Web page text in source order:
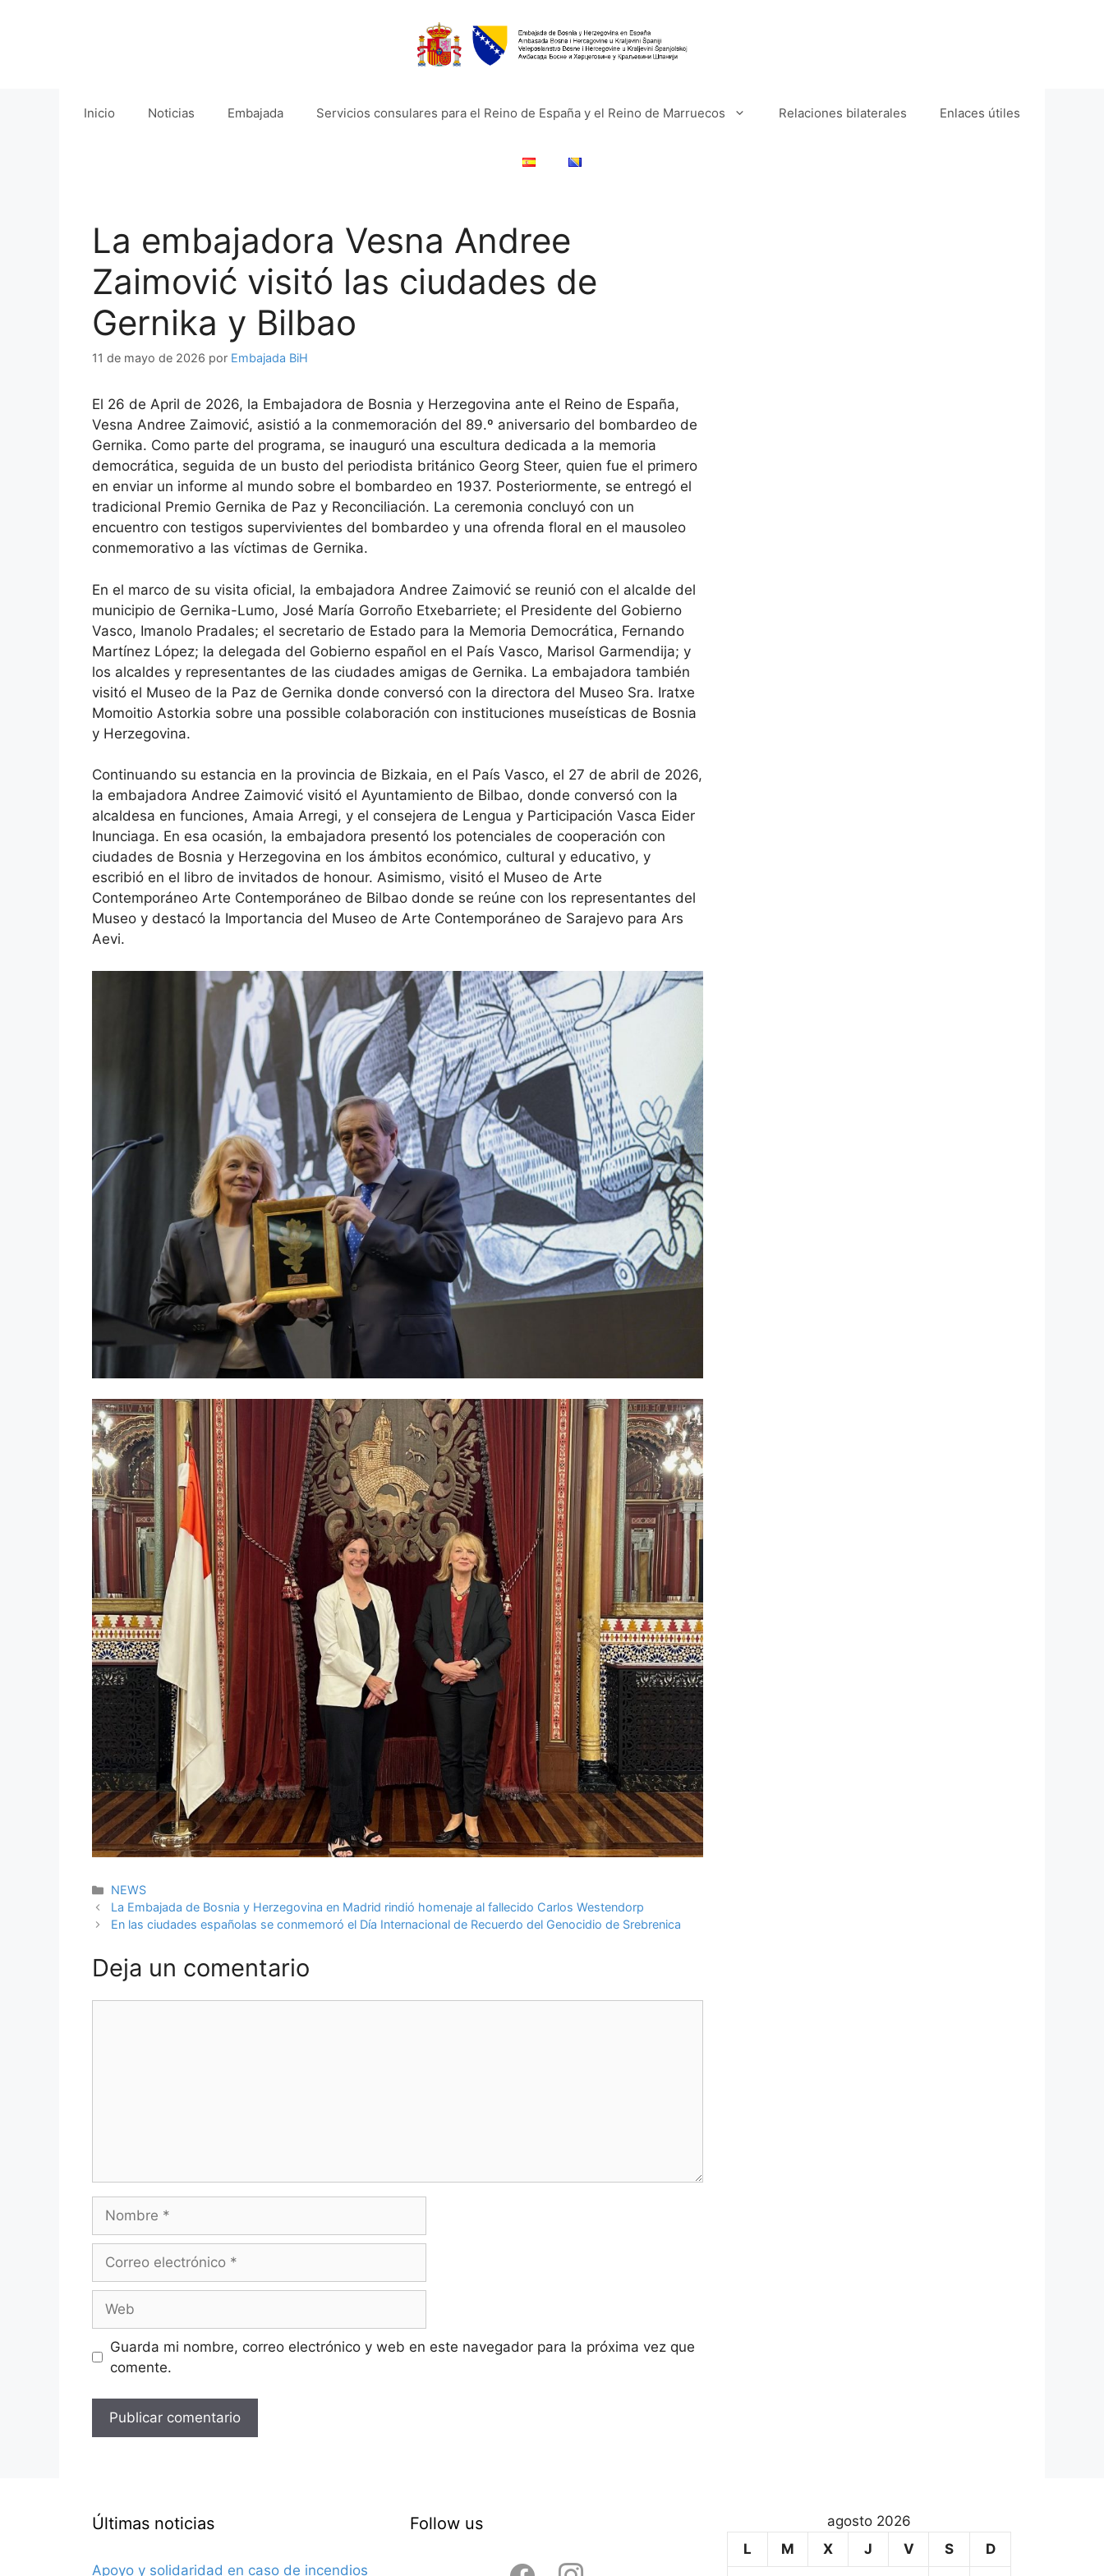
Inicio Noticias Embajada Servicios consulares para el Reino de España y el Reino de Marruecos Relaciones bilaterales Enlaces útiles
La embajadora Vesna Andree
Zaimović visitó las ciudades de
Gernika y Bilbao
11 de mayo de 2026 por Embajada BiH
El 26 de April de 2026, la Embajadora de Bosnia y Herzegovina ante el Reino de España,
Vesna Andree Zaimović, asistió a la conmemoración del 89.º aniversario del bombardeo de
Gernika. Como parte del programa, se inauguró una escultura dedicada a la memoria
democrática, seguida de un busto del periodista británico Georg Steer, quien fue el primero
en enviar un informe al mundo sobre el bombardeo en 1937. Posteriormente, se entregó el
tradicional Premio Gernika de Paz y Reconciliación. La ceremonia concluyó con un
encuentro con testigos supervivientes del bombardeo y una ofrenda floral en el mausoleo
conmemorativo a las víctimas de Gernika.
En el marco de su visita oficial, la embajadora Andree Zaimović se reunió con el alcalde del
municipio de Gernika-Lumo, José María Gorroño Etxebarriete; el Presidente del Gobierno
Vasco, Imanolo Pradales; el secretario de Estado para la Memoria Democrática, Fernando
Martínez López; la delegada del Gobierno español en el País Vasco, Marisol Garmendija; y
los alcaldes y representantes de las ciudades amigas de Gernika. La embajadora también
visitó el Museo de la Paz de Gernika donde conversó con la directora del Museo Sra. Iratxe
Momoitio Astorkia sobre una possible colaboración con instituciones museísticas de Bosnia
y Herzegovina.
Continuando su estancia en la provincia de Bizkaia, en el País Vasco, el 27 de abril de 2026,
la embajadora Andree Zaimović visitó el Ayuntamiento de Bilbao, donde conversó con la
alcaldesa en funciones, Amaia Arregi, y el consejera de Lengua y Participación Vasca Eider
Inunciaga. En esa ocasión, la embajadora presentó los potenciales de cooperación con
ciudades de Bosnia y Herzegovina en los ámbitos económico, cultural y educativo, y
escribió en el libro de invitados de honour. Asimismo, visitó el Museo de Arte
Contemporáneo Arte Contemporáneo de Bilbao donde se reúne con los representantes del
Museo y destacó la Importancia del Museo de Arte Contemporáneo de Sarajevo para Ars
Aevi.
Categorías
NEWS
La Embajada de Bosnia y Herzegovina en Madrid rindió homenaje al fallecido Carlos Westendorp
En las ciudades españolas se conmemoró el Día Internacional de Recuerdo del Genocidio de Srebrenica
Deja un comentario
electrónico
Guarda mi nombre, correo electrónico y web en este navegador para la próxima vez que
comente.
Últimas noticias
Apoyo y solidaridad en caso de incendios
Follow us
facebookinstagram
agosto 2026
L
M X J V S D